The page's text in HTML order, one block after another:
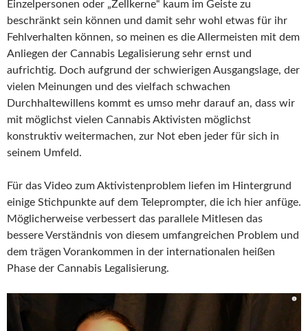
Einzelpersonen oder „Zellkerne“ kaum im Geiste zu
beschränkt sein können und damit sehr wohl etwas für ihr
Fehlverhalten können, so meinen es die Allermeisten mit dem
Anliegen der Cannabis Legalisierung sehr ernst und
aufrichtig. Doch aufgrund der schwierigen Ausgangslage, der
vielen Meinungen und des vielfach schwachen
Durchhaltewillens kommt es umso mehr darauf an, dass wir
mit möglichst vielen Cannabis Aktivisten möglichst
konstruktiv weitermachen, zur Not eben jeder für sich in
seinem Umfeld.
Für das Video zum Aktivistenproblem liefen im Hintergrund
einige Stichpunkte auf dem Teleprompter, die ich hier anfüge.
Möglicherweise verbessert das parallele Mitlesen das
bessere Verständnis von diesem umfangreichen Problem und
dem trägen Vorankommen in der internationalen heißen
Phase der Cannabis Legalisierung.